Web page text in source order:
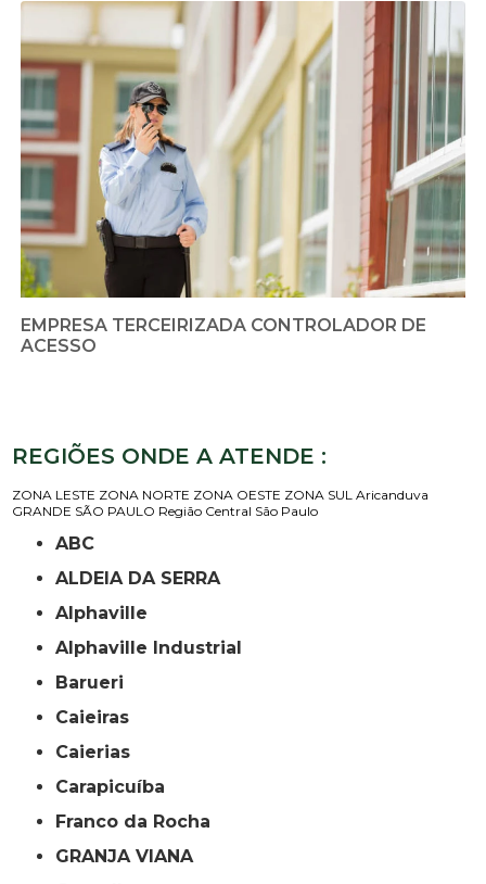
EMPRESA TERCEIRIZADA CONTROLADOR DE
ACESSO
REGIÕES ONDE A ATENDE :
ZONA LESTE ZONA NORTE ZONA OESTE ZONA SUL Aricanduva
GRANDE SÃO PAULO Região Central São Paulo
ABC
ALDEIA DA SERRA
Alphaville
Alphaville Industrial
Barueri
Caieiras
Caierias
Carapicuíba
Franco da Rocha
GRANJA VIANA